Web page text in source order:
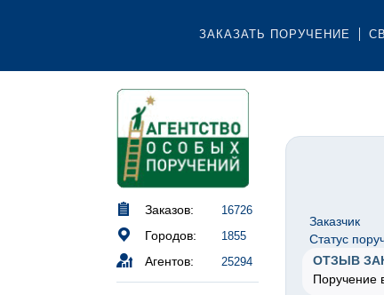
ЗАКАЗАТЬ ПОРУЧЕНИЕ
Заказов: 16726
Городов: 1855
Агентов: 25294
Заказчик
Статус
ОТЗЫВ
Поручение